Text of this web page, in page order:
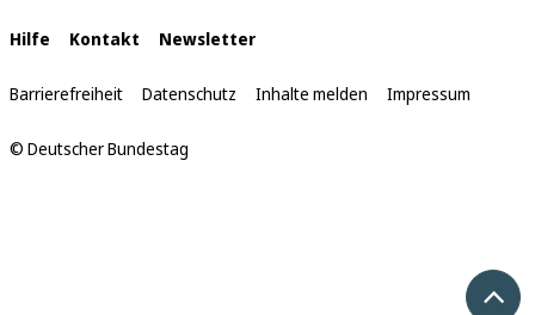
Interne
Links
Hilfe Kontakt Newsletter
Barrierefreiheit Datenschutz Inhalte melden Impressum
© Deutscher Bundestag